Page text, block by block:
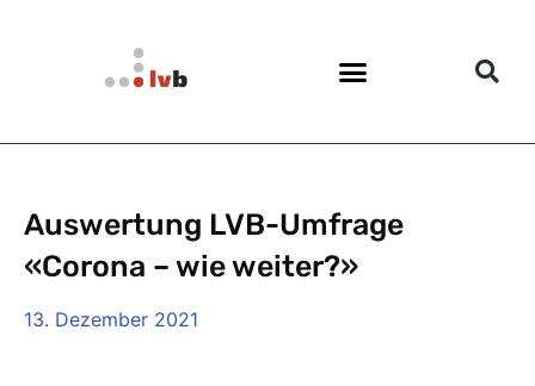
Auswertung LVB-Umfrage
«Corona – wie weiter?»
13. Dezember 2021